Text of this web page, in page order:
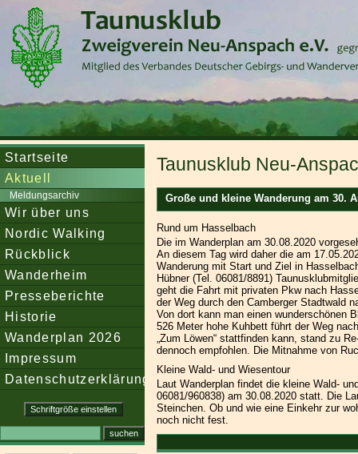
Startseite
Aktuell
Meldungsarchiv
Wir über uns
Nordic Walking
Rückblick
Wanderheim
Presseberichte
Historie
Wanderplan 2026
Impressum
Datenschutzerklärung
Taunusklub Neu-
Große und kleine Wanderung am 30.
Rund um Hasselbach
Die im Wanderplan am 30.08.2020
An diesem Tag wird daher die am
Wanderung mit Start und Ziel in
Hübner (Tel. 06081/8891)
geht die Fahrt mit privaten Pkw nach
der Weg durch den Camberger Stadtwald
Von dort kann man einen wunderschönen
526 Meter hohe Kuhbett führt der Weg
„Zum Löwen“ stattfinden kann, stand zu
dennoch empfohlen. Die Mitnahme von
Kleine Wald- und Wiesentour
Laut Wanderplan findet die kleine Wald-
06081/960838) am 30.08.2020 statt. Die
Steinchen. Ob und wie eine Einkehr zur
noch nicht fest.